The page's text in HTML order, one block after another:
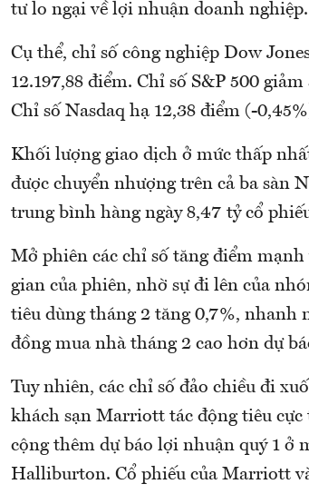
tư lo ngại về lợi nhuận doanh nghiệp.
Cụ thể, chỉ số công nghiệp Dow
12.197,88 điểm. Chỉ số S&P 500
Chỉ số Nasdaq hạ 12,38 điểm (-
Khối lượng giao dịch ở mức thấp
được chuyển nhượng trên cả ba sàn
trung bình hàng ngày 8,47 tỷ cổ
Mở phiên các chỉ số tăng điểm
gian của phiên, nhờ sự đi lên của
tiêu dùng tháng 2 tăng 0,7%, nhanh
đồng mua nhà tháng 2 cao hơn dự
Tuy nhiên, các chỉ số đảo chiều đi
khách sạn Marriott tác động tiêu
cộng thêm dự báo lợi nhuận quý 1 ở
Halliburton. Cổ phiếu của Marriott